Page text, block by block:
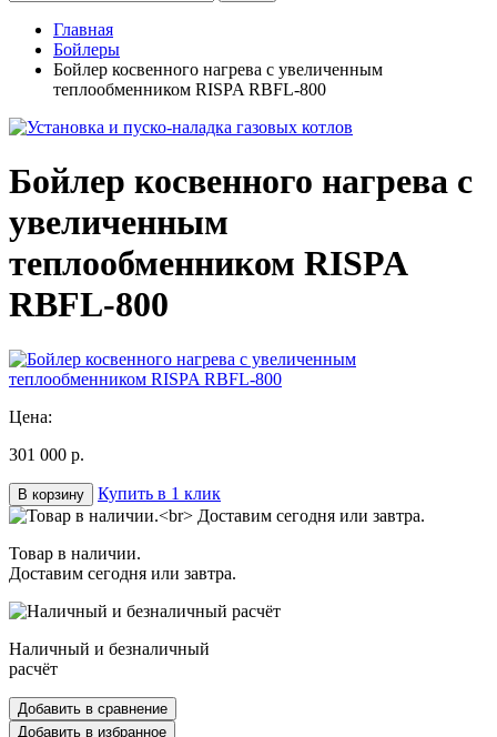
Главная
Бойлеры
Бойлер косвенного нагрева с увеличенным
теплообменником RISPA RBFL-800
Бойлер косвенного нагрева с
увеличенным
теплообменником RISPA
RBFL-800
Цена:
301 000 р.
В корзину Купить в 1 клик
Товар в наличии.
Доставим сегодня или завтра.
Наличный и безналичный
расчёт
Добавить в сравнение
Добавить в избранное